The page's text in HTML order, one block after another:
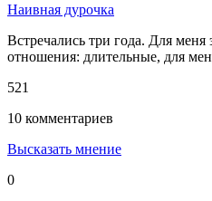
Наивная дурочка
Встречались три года. Для
отношения: длительные, для
521
10 комментариев
Высказать мнение
0